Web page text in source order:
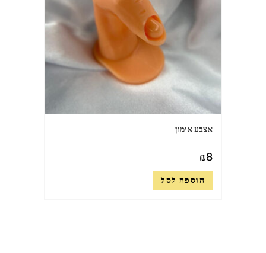
אצבע אימון
₪8
הוספה לסל